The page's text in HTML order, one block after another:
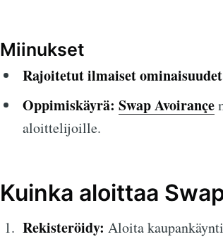
Miinukset
Rajoitetut ilmaiset
Oppimiskäyrä: Swap Avoirançe
aloittelijoille.
Kuinka aloittaa
Rekisteröidy: Aloita